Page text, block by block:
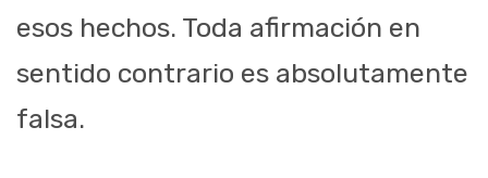
esos hechos. Toda afirmación en
sentido contrario es absolutamente
falsa.